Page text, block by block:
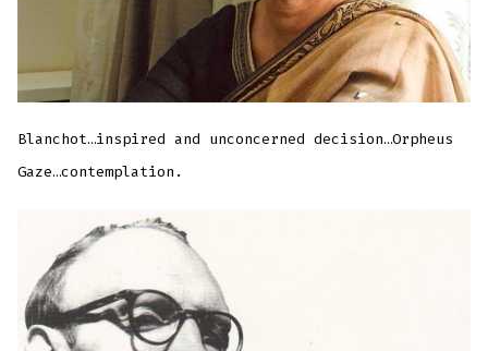
Blanchot…inspired and unconcerned decision…Orpheus
Gaze…contemplation.